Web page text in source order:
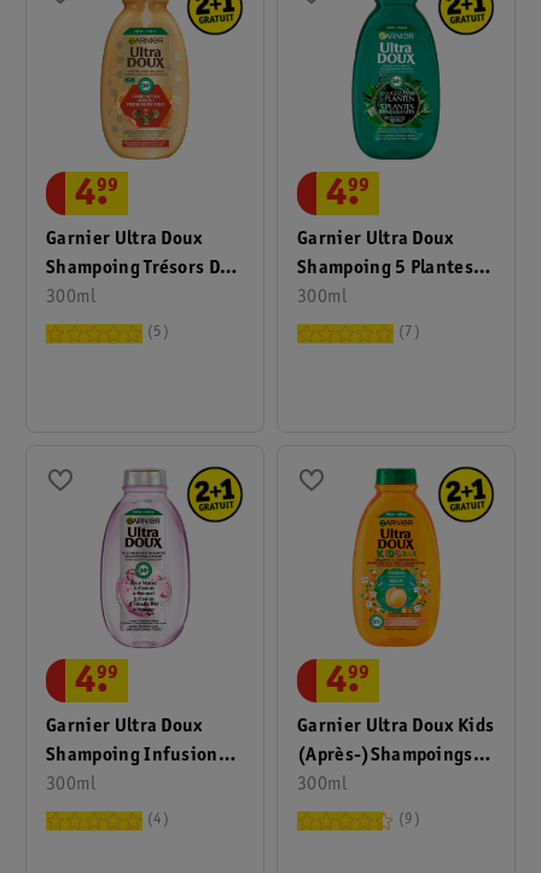
Garnier Ultra Doux
Shampoing Trésors De
Miel
300ml
4.
99
5
Garnier Ultra Doux
Shampoing 5 Plantes
Bienfaisantes
300ml
4.
99
7
Garnier Ultra Doux
Shampoing Infusion
D’Eau De Riz & Amidon
300ml
4.
99
4
Garnier Ultra Doux Kids
(Après-)Shampoings
2-En-1 Abricot Et Fleur
De Coton
300ml
4.
99
9